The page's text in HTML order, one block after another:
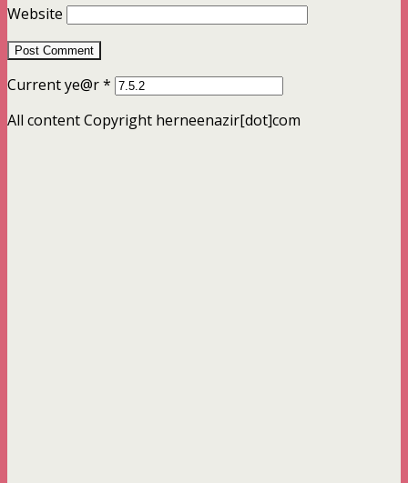
Website
Current ye@r*
All content Copyright herneenazir[dot]com